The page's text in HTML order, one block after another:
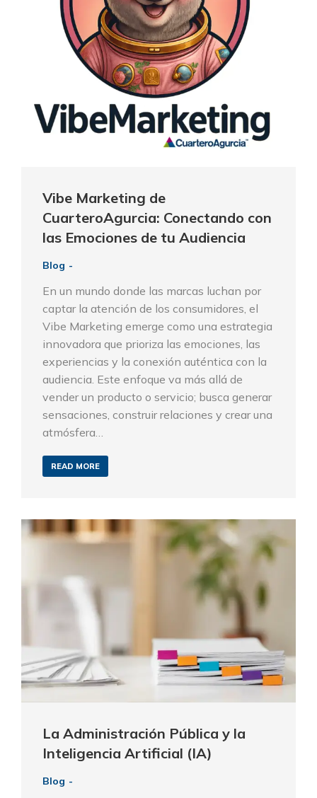
Vibe Marketing de
CuarteroAgurcia: Conectando con
las Emociones de tu Audiencia
Blog
En un mundo donde las marcas luchan por
captar la atención de los consumidores, el
Vibe Marketing emerge como una estrategia
innovadora que prioriza las emociones, las
experiencias y la conexión auténtica con la
audiencia. Este enfoque va más allá de
vender un producto o servicio; busca generar
sensaciones, construir relaciones y crear una
atmósfera…
READ MORE
La Administración Pública y la
Inteligencia Artificial (IA)
Blog